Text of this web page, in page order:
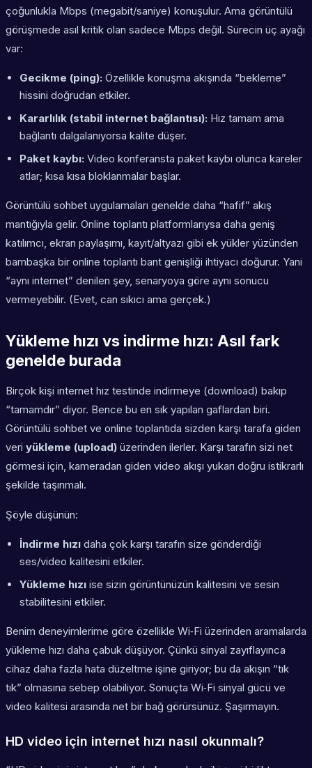
çoğunlukla Mbps (megabit/saniye) konuşulur. Ama görüntülü
görüşmede asıl kritik olan sadece Mbps değil. Sürecin üç ayağı
var:
Gecikme (ping): Özellikle konuşma akışında “bekleme”
hissini doğrudan etkiler.
Kararlılık (stabil internet bağlantısı): Hız tamam ama
bağlantı dalgalanıyorsa kalite düşer.
Paket kaybı: Video konferansta paket kaybı olunca kareler
atlar; kısa kısa bloklanmalar başlar.
Görüntülü sohbet uygulamaları genelde daha “hafif” akış
mantığıyla gelir. Online toplantı platformlarıysa daha geniş
katılımcı, ekran paylaşımı, kayıt/altyazı gibi ek yükler yüzünden
bambaşka bir online toplantı bant genişliği ihtiyacı doğurur. Yani
“aynı internet” denilen şey, senaryoya göre aynı sonucu
vermeyebilir. (Evet, can sıkıcı ama gerçek.)
Yükleme hızı vs indirme hızı: Asıl fark
genelde burada
Birçok kişi internet hız testinde indirmeye (download) bakıp
“tamamdır” diyor. Bence bu en sık yapılan gaflardan biri.
Görüntülü sohbet ve online toplantıda sizden karşı tarafa giden
veri yükleme (upload) üzerinden ilerler. Karşı tarafın sizi net
görmesi için, kameradan giden video akışı yukarı doğru istikrarlı
şekilde taşınmalı.
Şöyle düşünün:
İndirme hızı daha çok karşı tarafın size gönderdiği
ses/video kalitesini etkiler.
Yükleme hızı ise sizin görüntünüzün kalitesini ve sesin
stabilitesini etkiler.
Benim deneyimlerime göre özellikle Wi‑Fi üzerinden aramalarda
yükleme hızı daha çabuk düşüyor. Çünkü sinyal zayıflayınca
cihaz daha fazla hata düzeltme işine giriyor; bu da akışın “tık
tık” olmasına sebep olabiliyor. Sonuçta Wi‑Fi sinyal gücü ve
video kalitesi arasında net bir bağ görürsünüz. Şaşırmayın.
HD video için internet hızı nasıl okunmalı?